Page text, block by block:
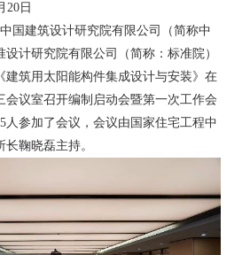
20日
国建筑设计研究院有限公司（简称中
设计研究院有限公司（简称：标准院）
建筑用太阳能构件集成设计与安装》在
会议室召开编制启动会暨第一次工作会
人参加了会议，会议由国家住宅工程中
鞠晓磊主持。